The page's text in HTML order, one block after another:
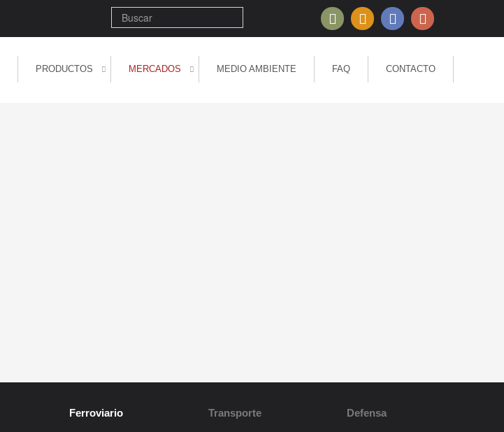
Buscar
PRODUCTOS MERCADOS MEDIO AMBIENTE FAQ CONTACTO
Ferroviario Transporte Defensa